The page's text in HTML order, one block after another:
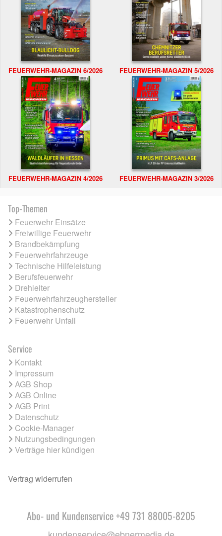
FEUERWEHR-MAGAZIN 6/2026 FEUERWEHR-MAGAZIN 5/2026
FEUERWEHR-MAGAZIN 4/2026 FEUERWEHR-MAGAZIN 3/2026
Top-Themen
Feuerwehr Einsätze
Freiwillige Feuerwehr
Brandbekämpfung
Feuerwehrfahrzeuge
Technische Hilfeleistung
Berufsfeuerwehr
Drehleiter
Feuerwehrfahrzeughersteller
Katastrophenschutz
Feuerwehr Unfall
Service
Kontakt
Impressum
AGB Shop
AGB Online
AGB Print
Datenschutz
Cookie-Manager
Nutzungsbedingungen
Verträge hier kündigen
Vertrag widerrufen
Abo- und Kundenservice +49 731 88005-8205